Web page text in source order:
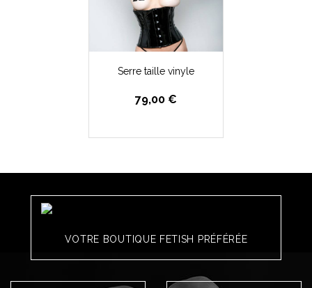
Serre taille vinyle
79,00 €
VOTRE BOUTIQUE FETISH PRÉFÉRÉE